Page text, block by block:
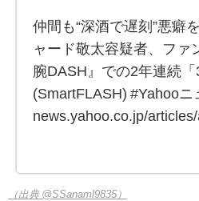
仲間も“深酒で遅刻”悪癖
ャード敬太容疑者、ファ
腕DASH』での2年連続「
(SmartFLASH) #Yahooニ
news.yahoo.co.jp/
（出典 @SSanaml9835）